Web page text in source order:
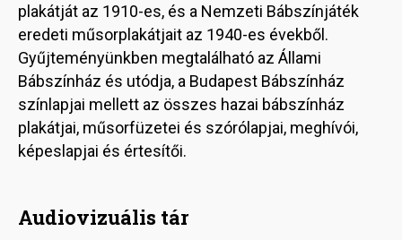
plakátját az 1910-es, és a Nemzeti Bábszínjáték
eredeti műsorplakátjait az 1940-es évekből.
Gyűjteményünkben megtalálható az Állami
Bábszínház és utódja, a Budapest Bábszínház
színlapjai mellett az összes hazai bábszínház
plakátjai, műsorfüzetei és szórólapjai, meghívói,
képeslapjai és értesítői.
Audiovizuális tár